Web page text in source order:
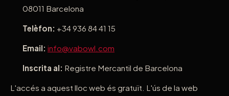
08011 Barcelona
Telèfon: +34 936 84 41 15
Email: info@vabowl.com
Inscrita al: Registre Mercantil de Barcelona
L'accés a aquest lloc web és gratuït. L'ús de la web